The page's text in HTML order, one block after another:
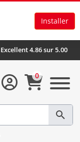
Installer
Excellent 4.86 sur 5.00
0